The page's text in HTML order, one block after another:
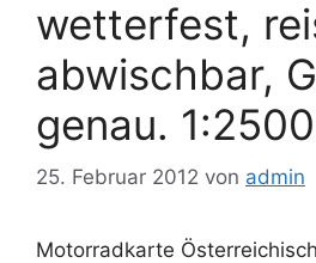
wetterfest,
abwischbar,
genau.
25. Februar 2012 von admin
Motorradkarte